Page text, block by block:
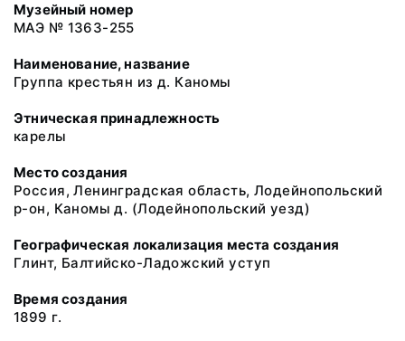
Музейный номер
МАЭ № 1363-255
Наименование, название
Группа крестьян из д. Каномы
Этническая принадлежность
карелы
Место создания
Россия, Ленинградская область, Лодейнопольский
р-он, Каномы д. (Лодейнопольский уезд)
Географическая локализация места создания
Глинт, Балтийско-Ладожский уступ
Время создания
1899 г.